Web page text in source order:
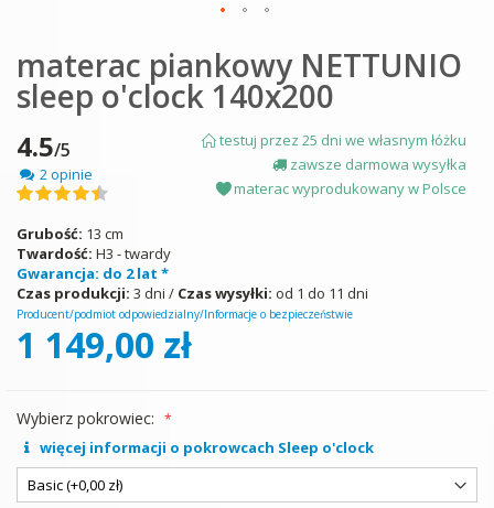
materac piankowy NETTUNIO
sleep o'clock 140x200
4.5/5
2 opinie
Ocena:
testuj przez 25 dni we własnym łóżku
zawsze darmowa wysyłka
materac wyprodukowany w Polsce
Grubość: 13 cm
Twardość: H3 - twardy
Gwarancja: do 2 lat *
Czas produkcji: 3 dni / Czas wysyłki: od 1 do 11 dni
Producent/podmiot odpowiedzialny/Informacje o bezpieczeństwie
1 149,00 zł
Wybierz pokrowiec:
więcej informacji o pokrowcach Sleep o'clock
to
the
beginning
the
images
gallery